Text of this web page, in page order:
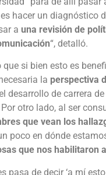
hacer un diagnóstico
a una revisión de
“, detalló.
si bien esto es
la perspectiva
desarrollo de carrera
otro lado, al ser
que vean los
poco en dónde
que nos habilitaron
pasa de decir ‘a mí